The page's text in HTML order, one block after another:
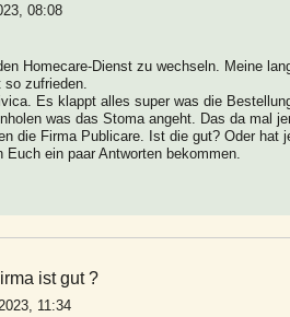
08:08
Homecare-Dienst zu wechseln. Meine
so zufrieden.
Es klappt alles super was die
was das Stoma angeht. Das da mal
die Firma Publicare. Ist die gut? Oder hat
Euch ein paar Antworten bekommen.
ist gut ?
11:34